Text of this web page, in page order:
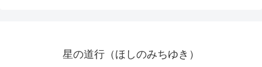
星の道行（ほしのみちゆき）